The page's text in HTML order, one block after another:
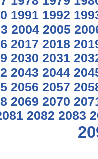
1991 1992
2004 2005
2017 2018
2030 2031
2043 2044
2056 2057
2069 2070
2082 2083